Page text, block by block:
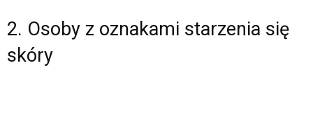
2. Osoby z oznakami starzenia się
skóry